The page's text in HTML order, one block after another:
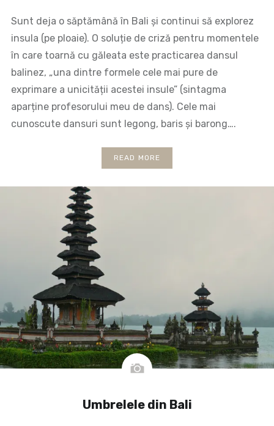
Sunt deja o săptămână în Bali și continui să explorez
insula (pe ploaie). O soluție de criză pentru momentele
în care toarnă cu găleata este practicarea dansul
balinez, „una dintre formele cele mai pure de
exprimare a unicității acestei insule” (sintagma
aparține profesorului meu de dans). Cele mai
cunoscute dansuri sunt legong, baris și barong….
READ MORE
Umbrelele din Bali